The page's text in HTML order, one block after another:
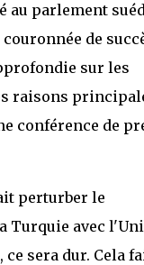
au parlement
de
sur les
raisons
conférence de
perturber le
Turquie avec
sera dur. Cela